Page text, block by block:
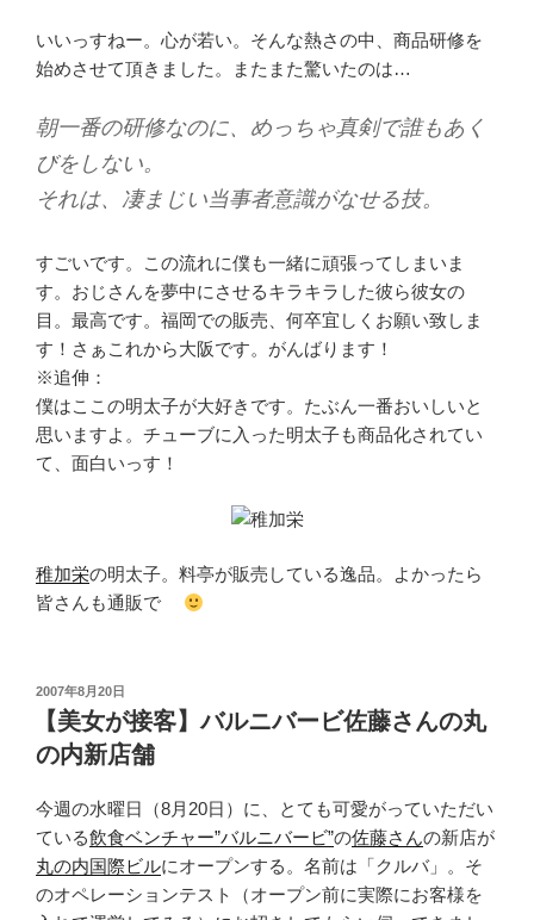
いいっすねー。心が若い。そんな熱さの中、商品研修を
始めさせて頂きました。またまた驚いたのは…
朝一番の研修なのに、めっちゃ真剣で誰もあく
びをしない。
それは、凄まじい当事者意識がなせる技。
すごいです。この流れに僕も一緒に頑張ってしまいま
す。おじさんを夢中にさせるキラキラした彼ら彼女の
目。最高です。福岡での販売、何卒宜しくお願い致しま
す！さぁこれから大阪です。がんばります！
※追伸：
僕はここの明太子が大好きです。たぶん一番おいしいと
思いますよ。チューブに入った明太子も商品化されてい
て、面白いっす！
稚加栄の明太子。料亭が販売している逸品。よかったら
皆さんも通販で
投
日:
2007年8月20日
【美女が接客】バルニバービ佐藤さんの丸
の内新店舗
今週の水曜日（8月20日）に、とても可愛がっていただい
ている飲食ベンチャー”バルニバービ”の佐藤さんの新店が
丸の内国際ビルにオープンする。名前は「クルバ」。そ
のオペレーションテスト（オープン前に実際にお客様を